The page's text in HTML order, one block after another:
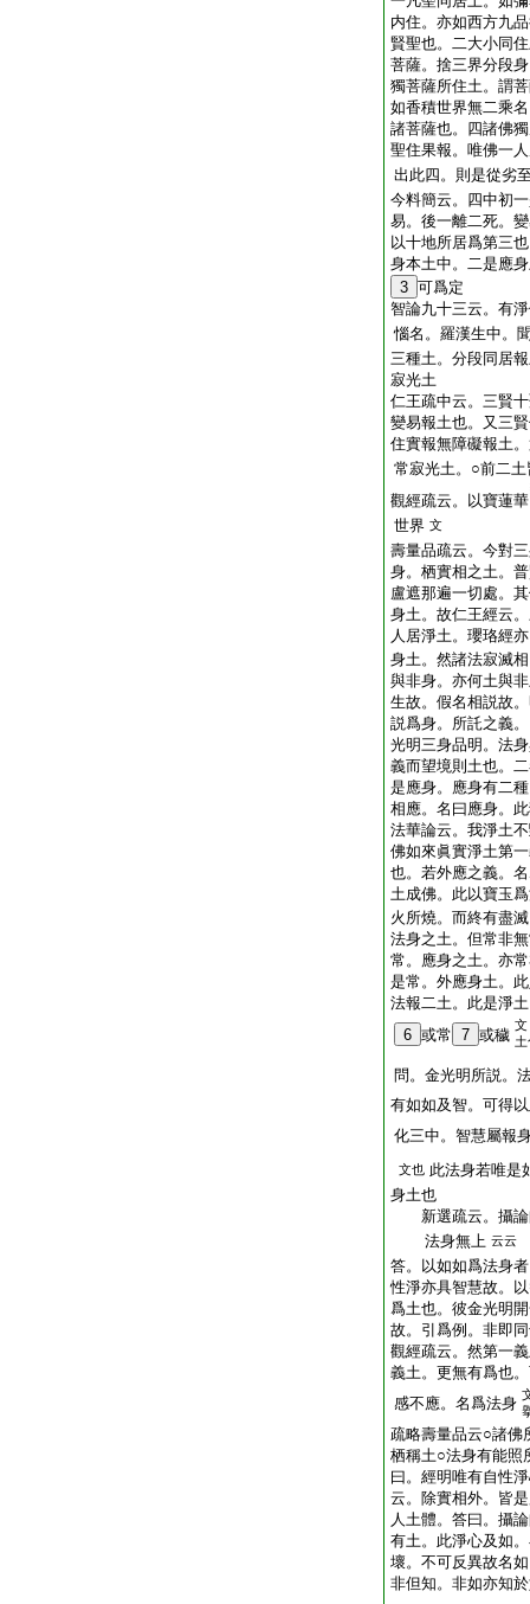
内住。亦如西方九
賢聖也。二大小同
菩薩。捨三界分段
獨菩薩所住土。謂
如香積世界無二乘
諸菩薩也。四諸佛
聖住果報。唯佛一
出此四。則是從劣
今料簡云。四中初
易。後一離二死。
以十地所居爲第三
身本土中。二是應
3 可爲定
智論九十三云。有
惱名。羅漢生中。
三種土。分段同居
寂光土
仁王疏中云。三賢
變易報土也。又三
住實報無障礙報土
常寂光土。○前二
觀經疏云。以寶蓮華
世界 文
壽量品疏云。今對
身。栖實相之土。
盧遮那遍一切處。
身土。故仁王經云
人居淨土。瓔珞經
身土。然諸法寂滅
與非身。亦何土與
生故。假名相説故
説爲身。所託之義
光明三身品明。法
義而望境則土也。
是應身。應身有二
相應。名曰應身。
法華論云。我淨土
佛如來眞實淨土第
也。若外應之義。
土成佛。此以寶玉
火所燒。而終有盡
法身之土。但常非
常。應身之土。亦
是常。外應身土。
法報二土。此是淨
6 或常 7 或穢
問。金光明所説。
有如如及智。可得
化三中。智慧屬報
文也 此法身若唯是
身土也
新選疏云。攝論
法身無上 云云
答。以如如爲法身
性淨亦具智慧故。
爲土也。彼金光明
故。引爲例。非即
觀經疏云。然第一
義土。更無有爲也
感不應。名爲法身
疏略壽量品云○諸佛
栖稱土○法身有能照
曰。經明唯有自性
云。除實相外。皆
人土體。答曰。攝
有土。此淨心及如
壞。不可反異故名
非但知。非如亦知